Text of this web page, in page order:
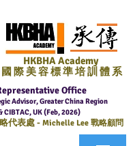
HKBHA Academy
國 際 美 容 標 準 培 訓 體 系
Office
Advisor, Greater China Region
CIBTAC, UK (Feb, 2026)
代表處 -Michelle Lee 戰略顧問